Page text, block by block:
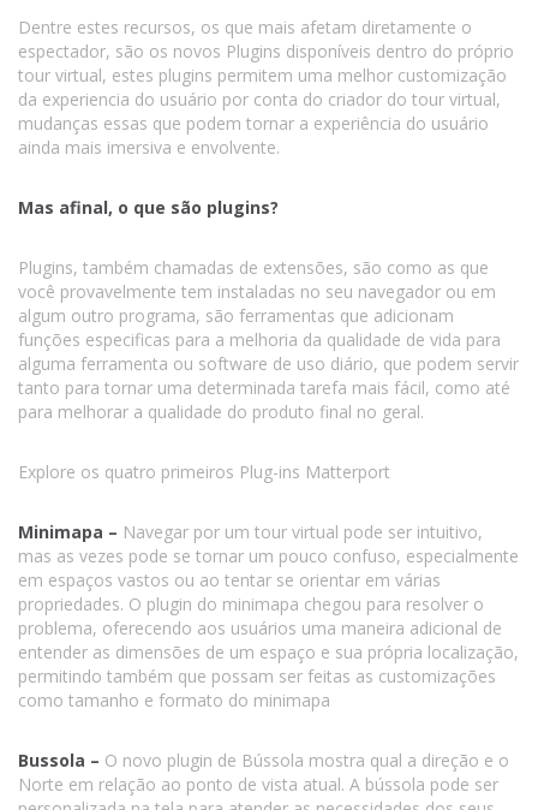
Dentre estes recursos, os que mais afetam diretamente o
espectador, são os novos Plugins disponíveis dentro do próprio
tour virtual, estes plugins permitem uma melhor customização
da experiencia do usuário por conta do criador do tour virtual,
mudanças essas que podem tornar a experiência do usuário
ainda mais imersiva e envolvente.
Mas afinal, o que são plugins?
Plugins, também chamadas de extensões, são como as que
você provavelmente tem instaladas no seu navegador ou em
algum outro programa, são ferramentas que adicionam
funções especificas para a melhoria da qualidade de vida para
alguma ferramenta ou software de uso diário, que podem servir
tanto para tornar uma determinada tarefa mais fácil, como até
para melhorar a qualidade do produto final no geral.
Explore os quatro primeiros Plug-ins Matterport
Minimapa – Navegar por um tour virtual pode ser intuitivo,
mas as vezes pode se tornar um pouco confuso, especialmente
em espaços vastos ou ao tentar se orientar em várias
propriedades. O plugin do minimapa chegou para resolver o
problema, oferecendo aos usuários uma maneira adicional de
entender as dimensões de um espaço e sua própria localização,
permitindo também que possam ser feitas as customizações
como tamanho e formato do minimapa
Bussola – O novo plugin de Bússola mostra qual a direção e o
Norte em relação ao ponto de vista atual. A bússola pode ser